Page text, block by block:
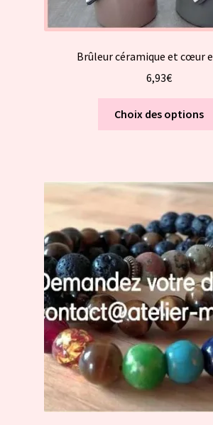
Brûleur céramique et cœur
6,93€
Choix des options